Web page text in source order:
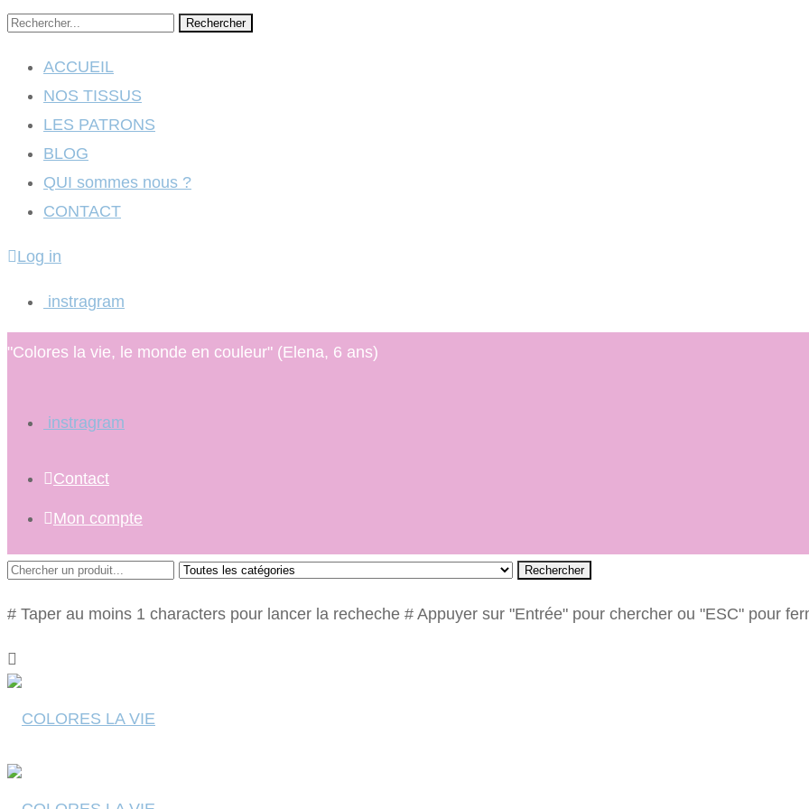
Rechercher
ACCUEIL
NOS TISSUS
LES PATRONS
BLOG
QUI sommes nous ?
CONTACT
Log in
instragram
"Colores la vie, le monde en couleur" (Elena, 6 ans)
instragram
Contact
Mon compte
Rechercher
# Taper au moins 1 characters pour lancer la recheche # Appuyer sur "Entrée" pour chercher ou "ESC" pour